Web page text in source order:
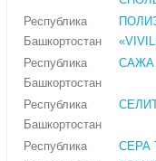
Республика
Башкортостан
Республика
Башкортостан
САЖА
Республика
Башкортостан
Республика
СЕРА